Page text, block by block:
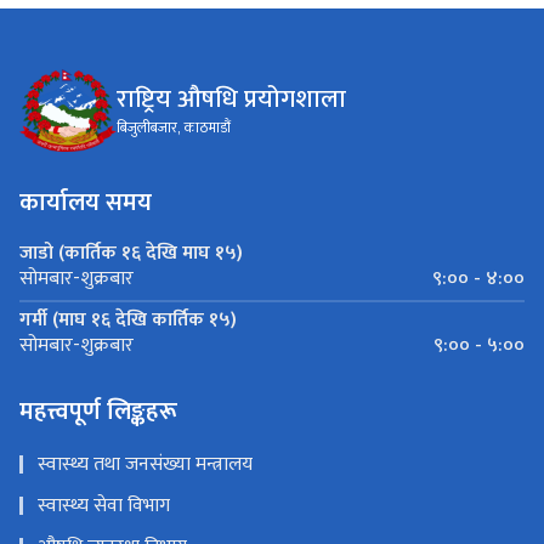
राष्ट्रिय औषधि प्रयोगशाला
बिजुलीबजार, काठमाडौं
कार्यालय समय
जाडो (कार्तिक १६ देखि माघ १५)
सोमबार-शुक्रबार
९:०० - ४:००
गर्मी (माघ १६ देखि कार्तिक १५)
सोमबार-शुक्रबार ९:०० - ५:००
महत्त्वपूर्ण लिङ्कहरू
स्वास्थ्य तथा जनसंख्या मन्त्रालय
स्वास्थ्य सेवा विभाग